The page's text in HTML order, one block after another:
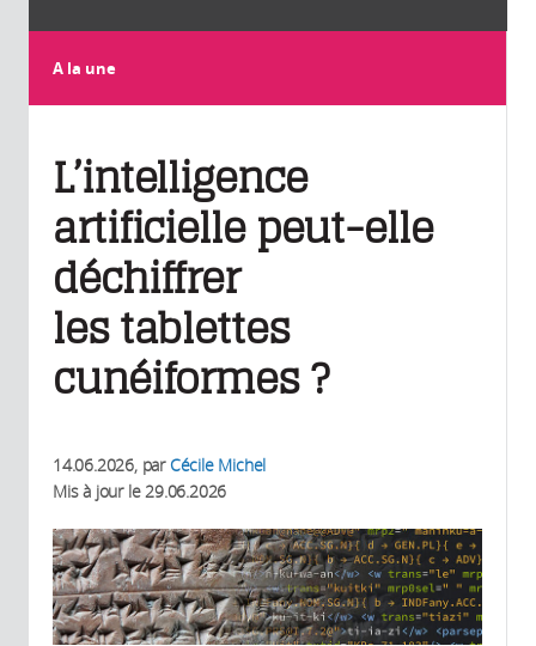
A la une
L’intelligence
artificielle peut-elle
déchiffrer
les tablettes
cunéiformes ?
14.06.2026, parCécile Michel
Mis à jour le29.06.2026